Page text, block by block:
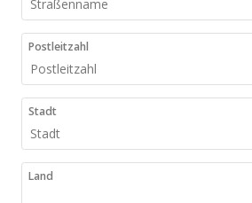
Postleitzahl
Stadt
Land